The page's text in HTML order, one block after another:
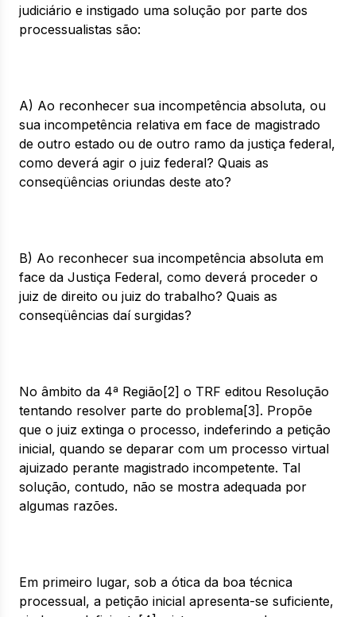
judiciário e instigado uma solução por parte dos
processualistas são:
A) Ao reconhecer sua incompetência absoluta, ou
sua incompetência relativa em face de magistrado
de outro estado ou de outro ramo da justiça federal,
como deverá agir o juiz federal? Quais as
conseqüências oriundas deste ato?
B) Ao reconhecer sua incompetência absoluta em
face da Justiça Federal, como deverá proceder o
juiz de direito ou juiz do trabalho? Quais as
conseqüências daí surgidas?
No âmbito da 4ª Região[2] o TRF editou Resolução
tentando resolver parte do problema[3]. Propõe
que o juiz extinga o processo, indeferindo a petição
inicial, quando se deparar com um processo virtual
ajuizado perante magistrado incompetente. Tal
solução, contudo, não se mostra adequada por
algumas razões.
Em primeiro lugar, sob a ótica da boa técnica
processual, a petição inicial apresenta-se suficiente,